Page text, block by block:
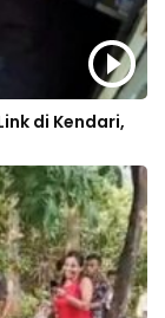
di Kendari,